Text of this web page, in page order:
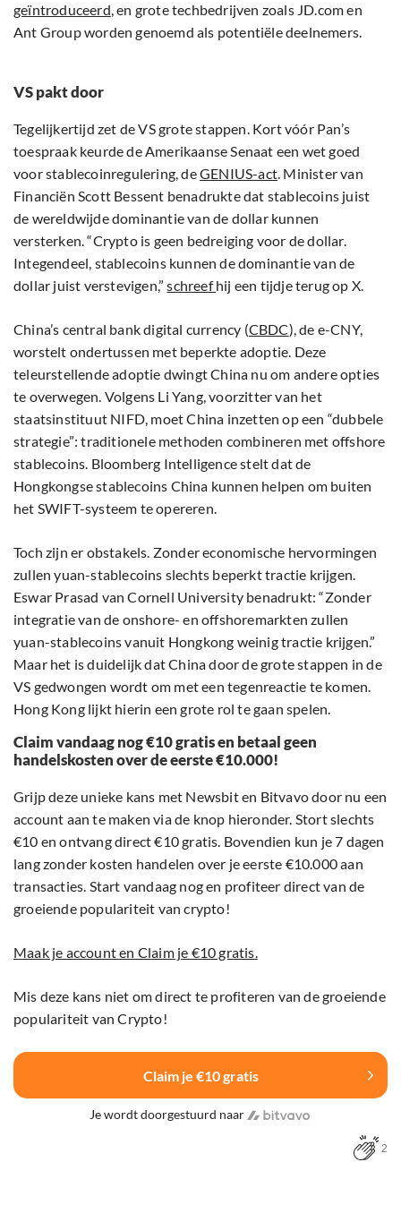
geïntroduceerd, en grote techbedrijven zoals JD.com en
Ant Group worden genoemd als potentiële deelnemers.
VS pakt door
Tegelijkertijd zet de VS grote stappen. Kort vóór Pan’s
toespraak keurde de Amerikaanse Senaat een wet goed
voor stablecoinregulering, deGENIUS-act. Minister van
Financiën Scott Bessent benadrukte dat stablecoins juist
de wereldwijde dominantie van de dollar kunnen
versterken. “Crypto is geen bedreiging voor de dollar.
Integendeel, stablecoins kunnen de dominantie van de
dollar juist verstevigen,”schreefhij een tijdje terug op X.
China’s central bank digital currency (CBDC), de e-CNY,
worstelt ondertussen met beperkte adoptie. Deze
teleurstellende adoptie dwingt China nu om andere opties
te overwegen. Volgens Li Yang, voorzitter van het
staatsinstituut NIFD, moet China inzetten op een “dubbele
strategie”: traditionele methoden combineren met offshore
stablecoins. Bloomberg Intelligence stelt dat de
Hongkongse stablecoins China kunnen helpen om buiten
het SWIFT-systeem te opereren.
Toch zijn er obstakels. Zonder economische hervormingen
zullen yuan-stablecoins slechts beperkt tractie krijgen.
Eswar Prasad van Cornell University benadrukt: “Zonder
integratie van de onshore- en offshoremarkten zullen
yuan-stablecoins vanuit Hongkong weinig tractie krijgen.”
Maar het is duidelijk dat China door de grote stappen in de
VS gedwongen wordt om met een tegenreactie te komen.
Hong Kong lijkt hierin een grote rol te gaan spelen.
Claim vandaag nog €10 gratis en betaal geen
handelskosten over de eerste €10.000!
Grijp deze unieke kans met Newsbit en Bitvavo door nu een
account aan te maken via de knop hieronder. Stort slechts
€10 en ontvang direct €10 gratis. Bovendien kun je 7 dagen
lang zonder kosten handelen over je eerste €10.000 aan
transacties. Start vandaag nog en profiteer direct van de
groeiende populariteit van crypto!
Maak je account en Claim je €10 gratis.
Mis deze kans niet om direct te profiteren van de groeiende
populariteit van Crypto!
Claim je €10 gratis
Je wordt doorgestuurd naar
2